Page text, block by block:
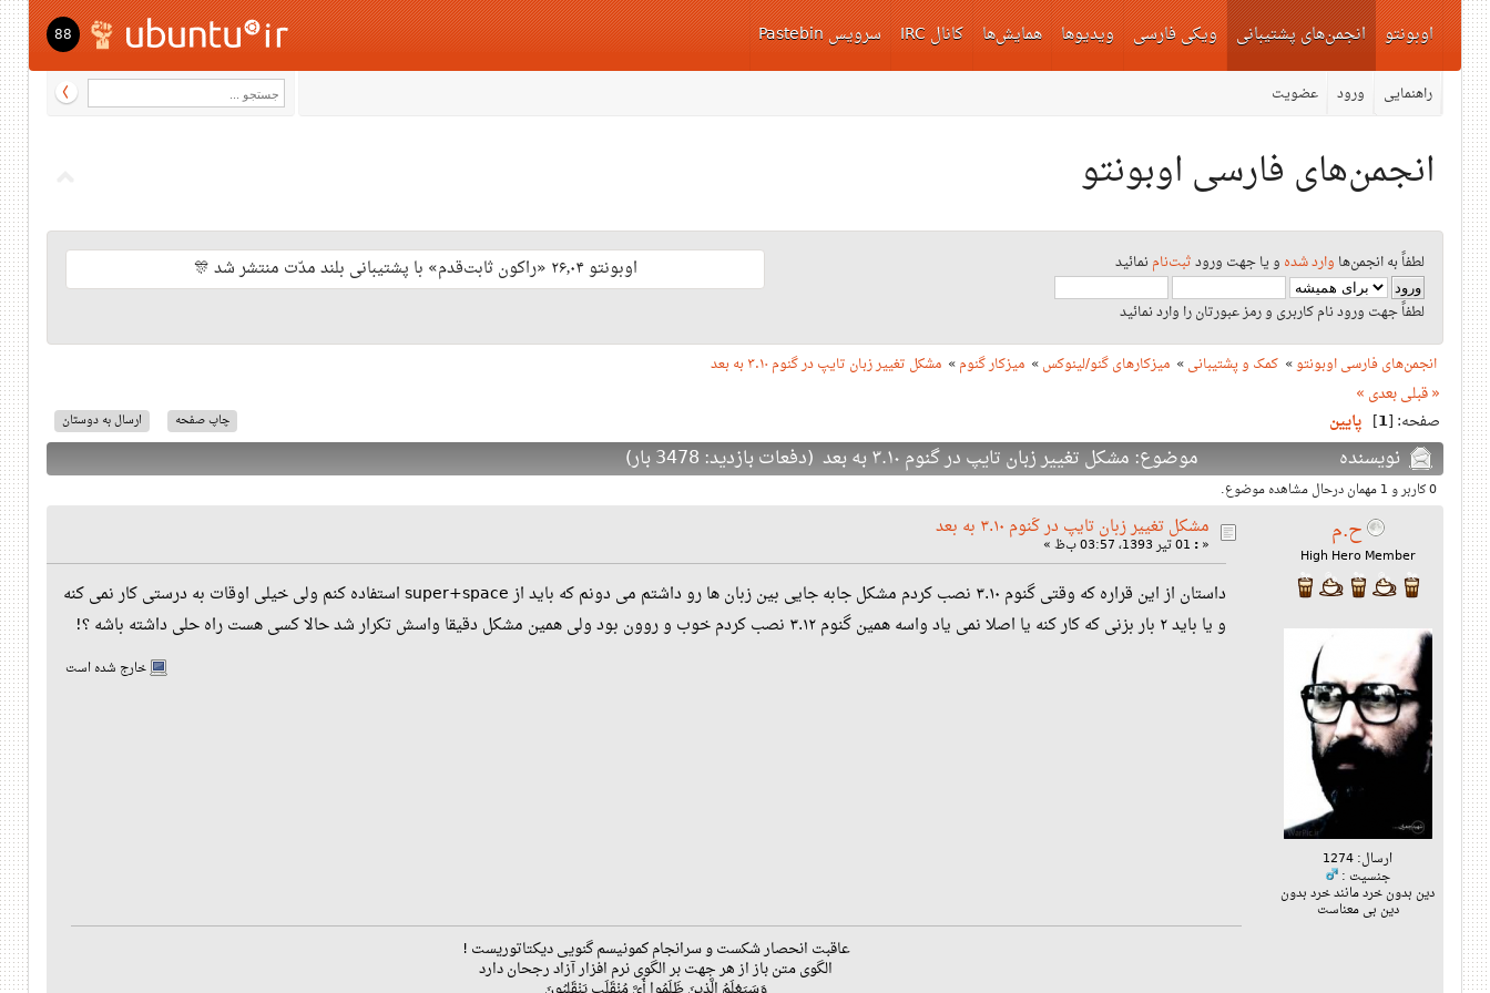
اوبونتو انجمن‌های پشتیبانی
راهنمایی ورود عضویت
ویکی فارسی ویدیوها همایش‌ها کانال IRC سرویس Pastebin 88
انجمن‌های فارسی اوبونتو
لطفاً به انجمن‌ها وارد شده و یا جهت ورودثبت‌نامنمائید
لطفاً جهت ورود نام کاربری و رمز عبورتان را وارد نمائید
اوبونتو ۲۶٫۰۴ «راکون ثابت‌قدم» با پشتیبانی بلند مدّت منتشر شد 🎊
انجمن‌های فارسی اوبونتو» کمک و پشتیبانی» میزکارهای گنو/لینوکس» میزکار گنوم» مشکل تغییر زبان تایپ در گنوم ۳.۱۰ به بعد
« قبلیبعدی »
ارسال به دوستان چاپ صفحه صفحه: [1
] پایین
نویسنده موضوع: مشکل تغییر زبان تایپ در گنوم ۳.۱۰ به بعد (دفعات بازدید: 3478 بار)
0 کاربر و 1 مهمان درحال مشاهده موضوع.
ح.م
High Hero Member
ارسال: 1274
جنسیت :
دین بدون خرد مانند خرد بدون
دین بی معناست
مشکل تغییر زبان تایپ در گنوم ۳.۱۰ به بعد
«
:
داستان از این قراره که وقتی گنوم ۳.۱۰ نصب کردم مشکل جابه جایی بین زبان ها رو داشتم می دونم که باید از super+space استفاده کنم ولی خیلی اوقات به درستی کار نمی کنه
و یا باید ۲ بار بزنی که کار کنه یا اصلا نمی یاد واسه همین گنوم ۳.۱۲ نصب کردم خوب و روون بود ولی همین مشکل دقیقا واسش تکرار شد حالا کسی هست راه حلی داشته باشه ؟!
خارج شده است
عاقبت انحصار شکست و سرانجام کمونیسم گنویی دیکتاتوریست !
الگوی متن باز از هر جهت بر الگوی نرم افزار آزاد رجحان دارد